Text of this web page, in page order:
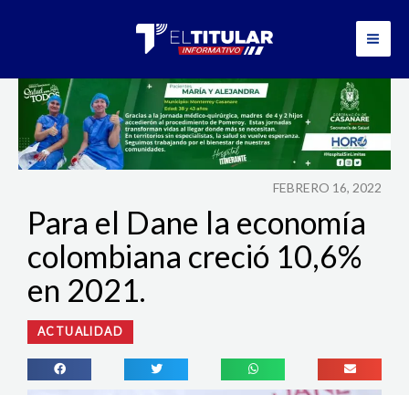
FEBRERO 16, 2022
Para el Dane la economía
colombiana creció 10,6%
en 2021.
ACTUALIDAD